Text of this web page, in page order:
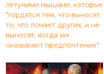
летучими мышами, которые
"гордятся тем, что выносят
то, что ломает других, и не
выносят, когда им
оказывают предпочтение".